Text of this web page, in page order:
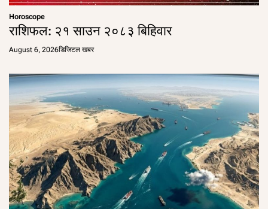
Horoscope
राशिफल: २१ साउन २०८३ बिहिवार
August 6, 2026डिजिटल खबर